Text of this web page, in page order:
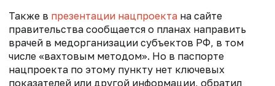
Также в презентации нацпроекта на сайте
правительства сообщается о планах направить
врачей в медорганизации субъектов РФ, в том
числе «вахтовым методом». Но в паспорте
нацпроекта по этому пункту нет ключевых
показателей или другой информации, обратил